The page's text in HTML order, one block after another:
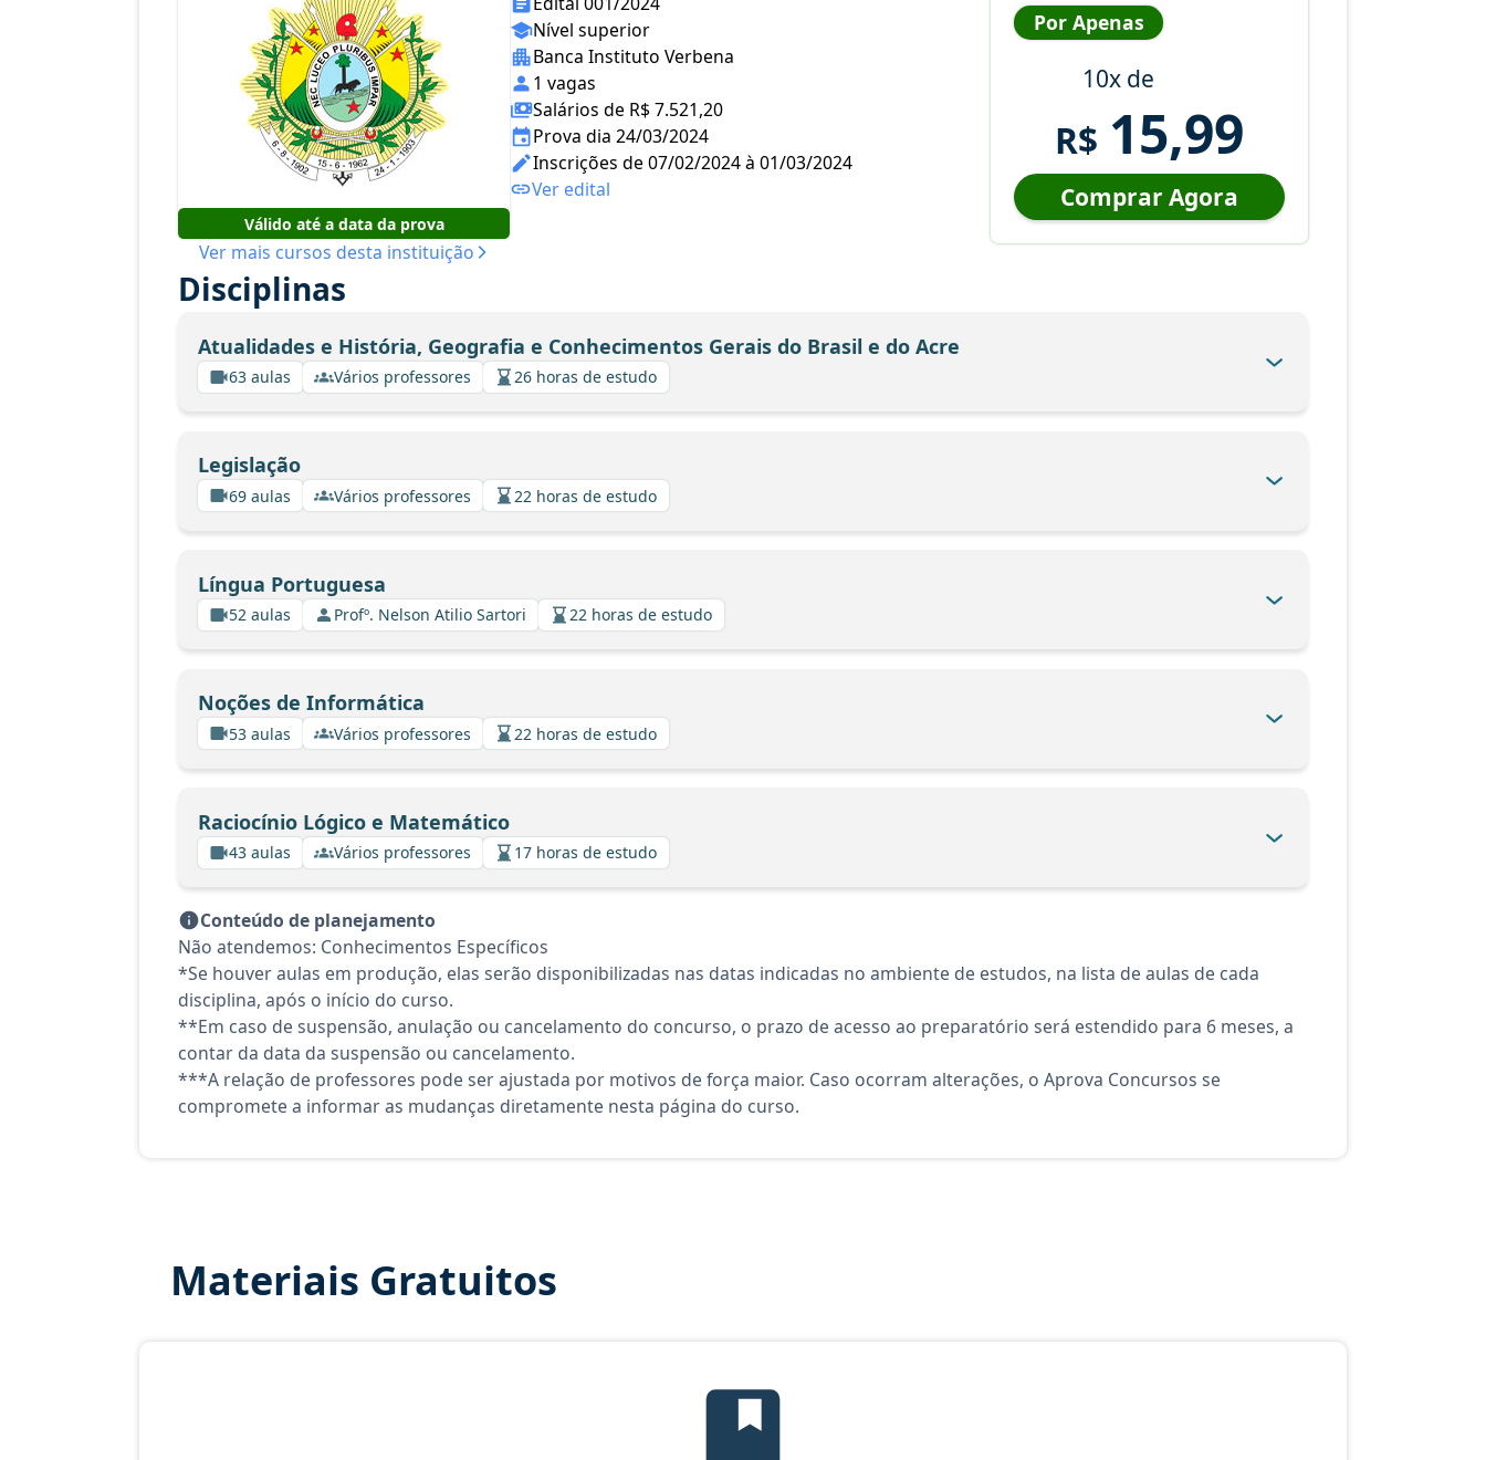
Válido até a data da prova
Ver mais cursos desta instituição
Nível superior
Banca Instituto Verbena
1 vagas
Salários de R$ 7.521,20
Prova dia 24/03/2024
Inscrições de 07/02/2024 à 01/03/2024
Ver edital
Por Apenas
10x de
R$ 15,99
Comprar Agora
Disciplinas
Atualidades e História, Geografia e Conhecimentos Gerais do Brasil e do Acre
63 aulas Vários professores 26 horas de estudo
Legislação
69 aulas Vários professores 22 horas de estudo
Língua Portuguesa
52 aulas Profº. Nelson Atilio Sartori 22 horas de estudo
Noções de Informática
53 aulas Vários professores 22 horas de estudo
Raciocínio Lógico e Matemático
43 aulas Vários professores 17 horas de estudo
Conteúdo de planejamento
Não atendemos: Conhecimentos Específicos
*Se houver aulas em produção, elas serão disponibilizadas nas datas indicadas no ambiente de estudos, na lista de aulas de cada
disciplina, após o início do curso.
**Em caso de suspensão, anulação ou cancelamento do concurso, o prazo de acesso ao preparatório será estendido para 6 meses, a
contar da data da suspensão ou cancelamento.
***A relação de professores pode ser ajustada por motivos de força maior. Caso ocorram alterações, o Aprova Concursos se
compromete a informar as mudanças diretamente nesta página do curso.
Materiais Gratuitos
Temas mais cobrados, material gratuito do Aprova Concursos para o curso Analista: Judiciário -